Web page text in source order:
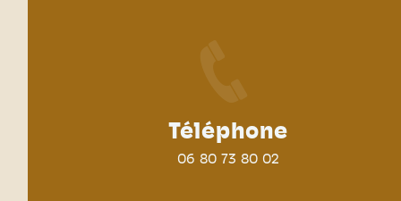
Téléphone
06 80 73 80 02